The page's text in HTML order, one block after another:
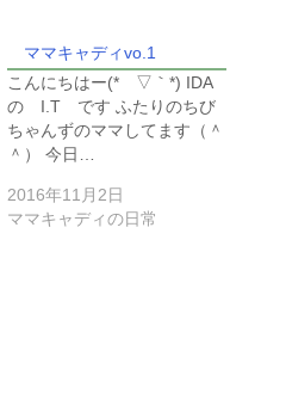
ママキャディvo.1
こんにちはー(*´▽｀*) IDA
の I.T です ふたりのちび
ちゃんずのママしてます（＾
＾） 今日…
2016年11月2日
ママキャディの日常